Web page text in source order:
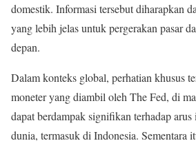
domestik. Informasi tersebut diharapkan
yang lebih jelas untuk pergerakan pasar
depan.
Dalam konteks global, perhatian khusus
moneter yang diambil oleh The Fed, di
dapat berdampak signifikan terhadap arus
dunia, termasuk di Indonesia. Sementara